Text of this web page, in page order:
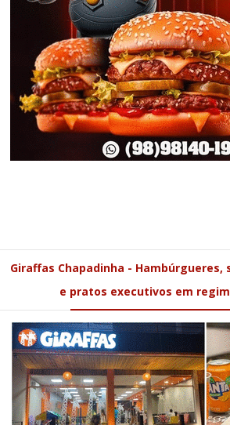
Giraffas Chapadinha - Hambúrgueres,
e pratos executivos em